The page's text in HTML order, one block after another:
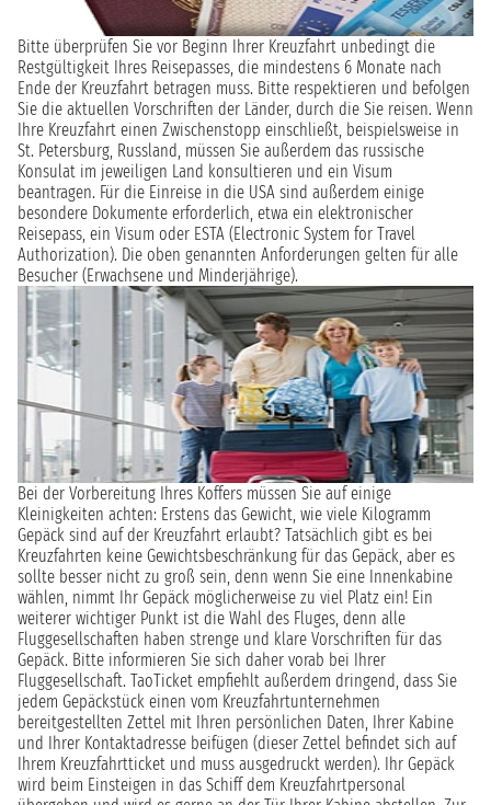
Bitte überprüfen Sie vor Beginn Ihrer Kreuzfahrt unbedingt die
Restgültigkeit Ihres Reisepasses, die mindestens 6 Monate nach
Ende der Kreuzfahrt betragen muss. Bitte respektieren und befolgen
Sie die aktuellen Vorschriften der Länder, durch die Sie reisen. Wenn
Ihre Kreuzfahrt einen Zwischenstopp einschließt, beispielsweise in
St. Petersburg, Russland, müssen Sie außerdem das russische
Konsulat im jeweiligen Land konsultieren und ein Visum
beantragen. Für die Einreise in die USA sind außerdem einige
besondere Dokumente erforderlich, etwa ein elektronischer
Reisepass, ein Visum oder ESTA (Electronic System for Travel
Authorization). Die oben genannten Anforderungen gelten für alle
Besucher (Erwachsene und Minderjährige).
Bei der Vorbereitung Ihres Koffers müssen Sie auf einige
Kleinigkeiten achten: Erstens das Gewicht, wie viele Kilogramm
Gepäck sind auf der Kreuzfahrt erlaubt? Tatsächlich gibt es bei
Kreuzfahrten keine Gewichtsbeschränkung für das Gepäck, aber es
sollte besser nicht zu groß sein, denn wenn Sie eine Innenkabine
wählen, nimmt Ihr Gepäck möglicherweise zu viel Platz ein! Ein
weiterer wichtiger Punkt ist die Wahl des Fluges, denn alle
Fluggesellschaften haben strenge und klare Vorschriften für das
Gepäck. Bitte informieren Sie sich daher vorab bei Ihrer
Fluggesellschaft. TaoTicket empfiehlt außerdem dringend, dass Sie
jedem Gepäckstück einen vom Kreuzfahrtunternehmen
bereitgestellten Zettel mit Ihren persönlichen Daten, Ihrer Kabine
und Ihrer Kontaktadresse beifügen (dieser Zettel befindet sich auf
Ihrem Kreuzfahrtticket und muss ausgedruckt werden). Ihr Gepäck
wird beim Einsteigen in das Schiff dem Kreuzfahrtpersonal